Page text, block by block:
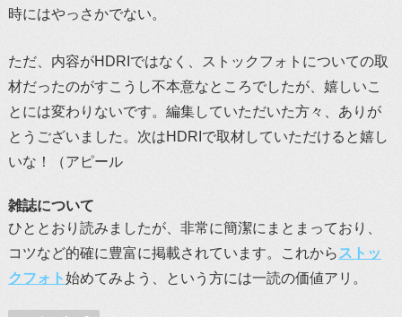
時にはやっさかでない。
ただ、内容がHDRIではなく、ストックフォトについての取
材だったのがすこうし不本意なところでしたが、嬉しいこ
とには変わりないです。編集していただいた方々、ありが
とうございました。次はHDRIで取材していただけると嬉し
いな！（アピール
雑誌について
ひととおり読みましたが、非常に簡潔にまとまっており、
コツなど的確に豊富に掲載されています。これから ストッ
クフォト始めてみよう、という方には一読の価値アリ。